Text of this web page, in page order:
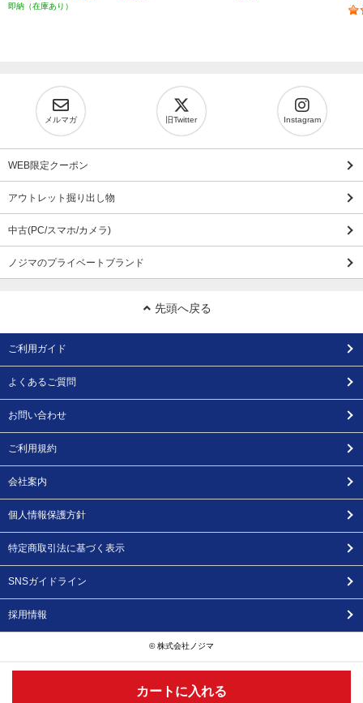
カートに入れる
即納（在庫あり）
メルマガ 旧Twitter Instagram
WEB限定クーポン
アウトレット掘り出し物
中古(PC/スマホ/カメラ)
ノジマのプライベートブランド
先頭へ戻る
ご利用ガイド
よくあるご質問
お問い合わせ
ご利用規約
会社案内
個人情報保護方針
特定商取引法に基づく表示
SNSガイドライン
採用情報
© 株式会社ノジマ